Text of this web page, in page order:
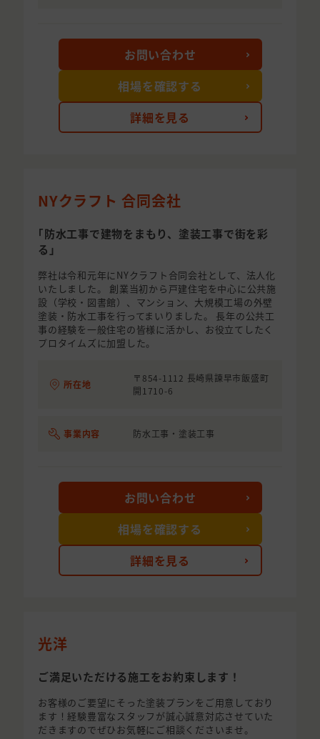
詳細を見る
お問い合わせ
相場を確認する
NYクラフト 合同会社
｢防水工事で建物をまもり、塗装工事で街を彩
る｣
弊社は令和元年にNYクラフト合同会社として、法人化
いたしました。 創業当初から戸建住宅を中心に公共施
設（学校・図書館）、マンション、大規模工場の外壁
塗装・防水工事を行ってまいりました。 長年の公共工
事の経験を一般住宅の皆様に活かし、お役立てしたく
プロタイムズに加盟した。
所在地
〒854-1112 長崎県諫早市飯盛町
開1710-6
事業内容 防水工事・塗装工事
詳細を見る
お問い合わせ
相場を確認する
光洋
ご満足いただける施工をお約束します！
お客様のご要望にそった塗装プランをご用意しており
ます！経験豊富なスタッフが誠心誠意対応させていた
だきますのでぜひお気軽にご相談くださいませ。